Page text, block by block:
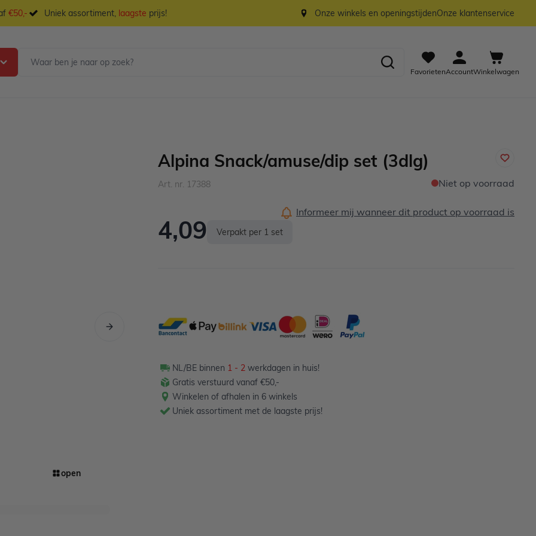
€50,- Uniek assortiment, laagste prijs! Onze winkels en openingstijdenOnze klantenservice
FavorietenAccountWinkelwagen
open
Alpina Snack/amuse/dip set (3dlg)
Art. nr. 17388 Niet op voorraad
Informeer mij wanneer dit product op voorraad is
4,09 Verpakt per 1 set
NL/BE binnen 1 - 2 werkdagen in huis!
Gratis verstuurd vanaf €50,-
Winkelen of afhalen in 6 winkels
Uniek assortiment met de laagste prijs!